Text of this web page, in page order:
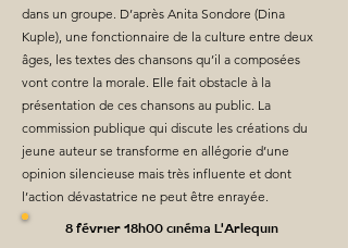
dans un groupe. D’après Anita Sondore (Dina
Kuple), une fonctionnaire de la culture entre deux
âges, les textes des chansons qu’il a composées
vont contre la morale. Elle fait obstacle à la
présentation de ces chansons au public. La
commission publique qui discute les créations du
jeune auteur se transforme en allégorie d’une
opinion silencieuse mais très influente et dont
l’action dévastatrice ne peut être enrayée.
8 février 18h00 cinéma L'Arlequin